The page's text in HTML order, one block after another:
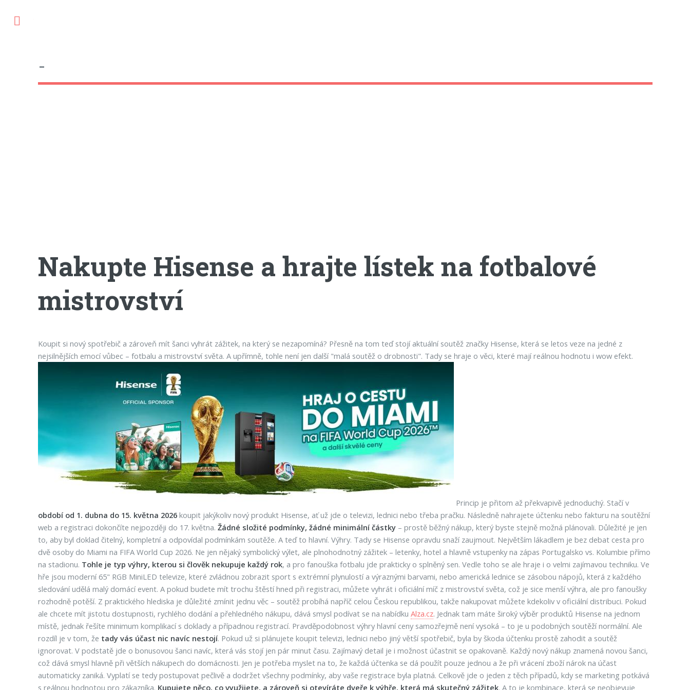
-
Nakupte Hisense a hrajte lístek na fotbalové
mistrovství
Koupit si nový spotřebič a zároveň mít šanci vyhrát zážitek, na který se nezapomíná? Přesně na tom teď stojí aktuální soutěž značky Hisense, která se letos veze na jedné z
nejsilnějších emocí vůbec – fotbalu a mistrovství světa. A upřímně, tohle není jen další "malá soutěž o drobnosti". Tady se hraje o věci, které mají reálnou hodnotu i wow efekt.
Princip je přitom až překvapivě jednoduchý. Stačí v
období od 1. dubna do 15. května 2026koupit jakýkoliv nový produkt Hisense, ať už jde o televizi, lednici nebo třeba pračku. Následně nahrajete účtenku nebo fakturu na soutěžní
web a registraci dokončíte nejpozději do 17. května. Žádné složité podmínky, žádné minimální částky– prostě běžný nákup, který byste stejně možná plánovali. Důležité je jen
to, aby byl doklad čitelný, kompletní a odpovídal podmínkám soutěže. A teď to hlavní. Výhry. Tady se Hisense opravdu snaží zaujmout. Největším lákadlem je bez debat cesta pro
dvě osoby do Miami na FIFA World Cup 2026. Ne jen nějaký symbolický výlet, ale plnohodnotný zážitek – letenky, hotel a hlavně vstupenky na zápas Portugalsko vs. Kolumbie přímo
na stadionu. Tohle je typ výhry, kterou si člověk nekupuje každý rok, a pro fanouška fotbalu jde prakticky o splněný sen. Vedle toho se ale hraje i o velmi zajímavou techniku. Ve
hře jsou moderní 65" RGB MiniLED televize, které zvládnou zobrazit sport s extrémní plynulostí a výraznými barvami, nebo americká lednice se zásobou nápojů, která z každého
sledování udělá malý domácí event. A pokud budete mít trochu štěstí hned při registraci, můžete vyhrát i oficiální míč z mistrovství světa, což je sice menší výhra, ale pro fanoušky
rozhodně potěší. Z praktického hlediska je důležité zmínit jednu věc – soutěž probíhá napříč celou Českou republikou, takže nakupovat můžete kdekoliv v oficiální distribuci. Pokud
ale chcete mít jistotu dostupnosti, rychlého dodání a přehledného nákupu, dává smysl podívat se na nabídku Alza.cz. Jednak tam máte široký výběr produktů Hisense na jednom
místě, jednak řešíte minimum komplikací s doklady a případnou registrací. Pravděpodobnost výhry hlavní ceny samozřejmě není vysoká – to je u podobných soutěží normální. Ale
rozdíl je v tom, že tady vás účast nic navíc nestojí. Pokud už si plánujete koupit televizi, lednici nebo jiný větší spotřebič, byla by škoda účtenku prostě zahodit a soutěž
ignorovat. V podstatě jde o bonusovou šanci navíc, která vás stojí jen pár minut času. Zajímavý detail je i možnost účastnit se opakovaně. Každý nový nákup znamená novou šanci,
což dává smysl hlavně při větších nákupech do domácnosti. Jen je potřeba myslet na to, že každá účtenka se dá použít pouze jednou a že při vrácení zboží nárok na účast
automaticky zaniká. Vyplatí se tedy postupovat pečlivě a dodržet všechny podmínky, aby vaše registrace byla platná. Celkově jde o jeden z těch případů, kdy se marketing potkává
s reálnou hodnotou pro zákazníka. Kupujete něco, co využijete, a zároveň si otevíráte dveře k výhře, která má skutečný zážitek. A to je kombinace, která se neobjevuje